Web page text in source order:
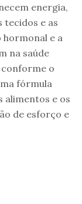
energia,
e as
e a
na saúde
o
fórmula
alimentos e os
de esforço e